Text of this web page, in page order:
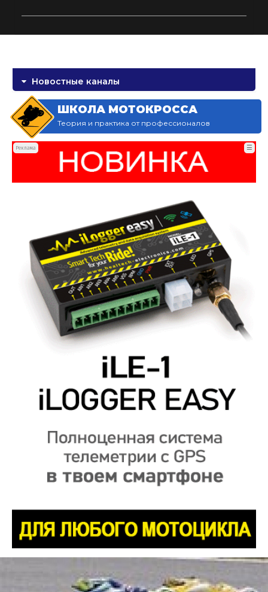
Новостные каналы
ШКОЛА МОТОКРОССА
Теория и практика от профессионалов
Реклама ☰